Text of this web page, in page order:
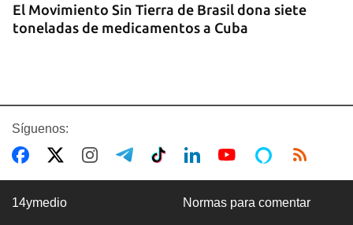
El Movimiento Sin Tierra de Brasil dona siete
toneladas de medicamentos a Cuba
Síguenos:
14ymedio Normas para comentar